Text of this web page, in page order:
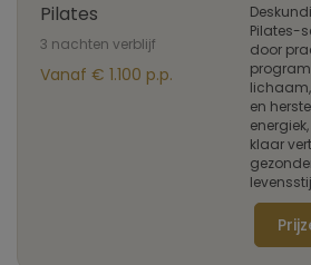
Pilates
3 nachten verblijf
Vanaf € 1.100 p.p.
Pilates-
door
en
klaar